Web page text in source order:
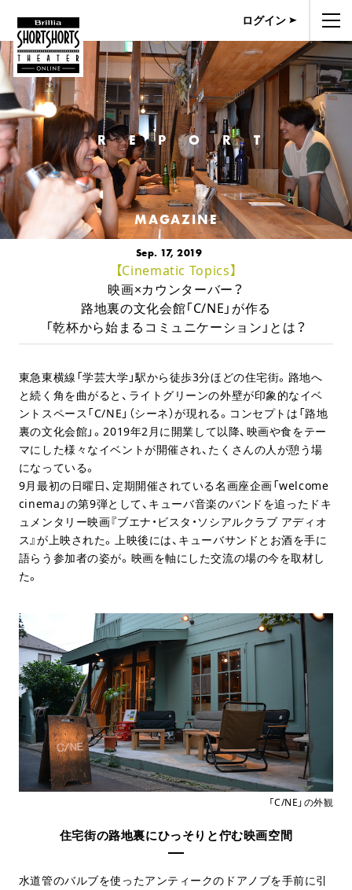
ログイン
MAGAZINE
REPORT
Sep. 17, 2019
【Cinematic Topics】
映画×カウンターバー？
路地裏の文化会館「C/NE」が作る
「乾杯から始まるコミュニケーション」とは？
東急東横線「学芸大学」駅から徒歩3分ほどの住宅街。路地へ
と続く角を曲がると、ライトグリーンの外壁が印象的なイベ
ントスペース「C/NE」（シーネ）が現れる。コンセプトは「路地
裏の文化会館」。2019年2月に開業して以降、映画や食をテー
マにした様々なイベントが開催され、たくさんの人が憩う場
になっている。
9月最初の日曜日、定期開催されている名画座企画「welcome
cinema」の第9弾として、キューバ音楽のバンドを追ったドキ
ュメンタリー映画『ブエナ・ビスタ・ソシアルクラブ アディオ
ス』が上映された。上映後には、キューバサンドとお酒を手に
語らう参加者の姿が。映画を軸にした交流の場の今を取材し
た。
「C/NE」の外観
住宅街の路地裏にひっそりと佇む映画空間
水道管のバルブを使ったアンティークのドアノブを手前に引